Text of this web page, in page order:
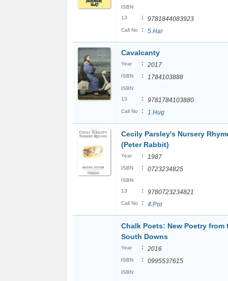
ISBN
13
: 9781844083923
Call No : 5.Har
Cavalcanty
Year : 2017
ISBN : 1784103888
ISBN
13
: 9781784103880
Call No : 1.Hug
Cecily Parsley's Nursery
(Peter Rabbit)
Year : 1987
ISBN : 0723234825
ISBN
13
: 9780723234821
Call No : 4.Pot
Chalk Poets: New Poetry from
South Downs
Year : 2016
ISBN : 0995537615
ISBN